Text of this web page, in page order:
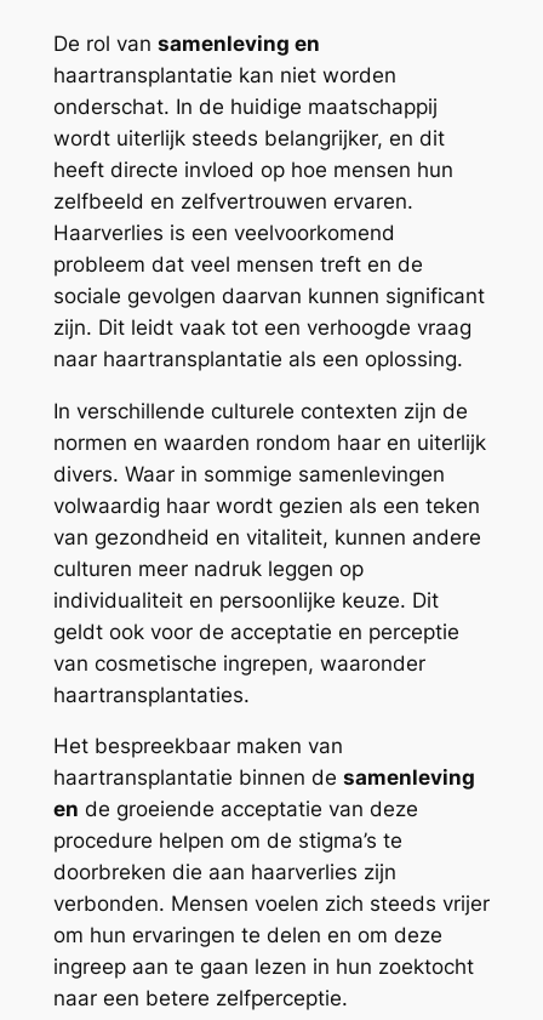
De rol van samenleving en
haartransplantatie kan niet worden
onderschat. In de huidige maatschappij
wordt uiterlijk steeds belangrijker, en dit
heeft directe invloed op hoe mensen hun
zelfbeeld en zelfvertrouwen ervaren.
Haarverlies is een veelvoorkomend
probleem dat veel mensen treft en de
sociale gevolgen daarvan kunnen significant
zijn. Dit leidt vaak tot een verhoogde vraag
naar haartransplantatie als een oplossing.
In verschillende culturele contexten zijn de
normen en waarden rondom haar en uiterlijk
divers. Waar in sommige samenlevingen
volwaardig haar wordt gezien als een teken
van gezondheid en vitaliteit, kunnen andere
culturen meer nadruk leggen op
individualiteit en persoonlijke keuze. Dit
geldt ook voor de acceptatie en perceptie
van cosmetische ingrepen, waaronder
haartransplantaties.
Het bespreekbaar maken van
haartransplantatie binnen de samenleving
en de groeiende acceptatie van deze
procedure helpen om de stigma’s te
doorbreken die aan haarverlies zijn
verbonden. Mensen voelen zich steeds vrijer
om hun ervaringen te delen en om deze
ingreep aan te gaan lezen in hun zoektocht
naar een betere zelfperceptie.